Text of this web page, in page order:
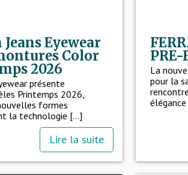
Eyewear
Color
2026
présente
Printemps 2026,
formes
la technologie [...]
Lire la suite
PRE-
La
pour la